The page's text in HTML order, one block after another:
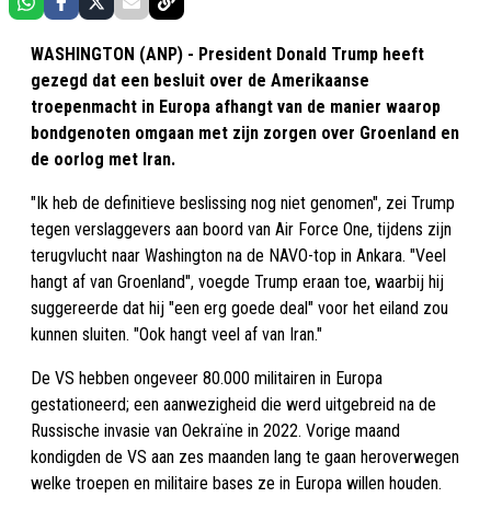
WASHINGTON (ANP) - President Donald Trump heeft
gezegd dat een besluit over de Amerikaanse
troepenmacht in Europa afhangt van de manier waarop
bondgenoten omgaan met zijn zorgen over Groenland en
de oorlog met Iran.
"Ik heb de definitieve beslissing nog niet genomen", zei Trump
tegen verslaggevers aan boord van Air Force One, tijdens zijn
terugvlucht naar Washington na de NAVO-top in Ankara. "Veel
hangt af van Groenland", voegde Trump eraan toe, waarbij hij
suggereerde dat hij "een erg goede deal" voor het eiland zou
kunnen sluiten. "Ook hangt veel af van Iran."
De VS hebben ongeveer 80.000 militairen in Europa
gestationeerd; een aanwezigheid die werd uitgebreid na de
Russische invasie van Oekraïne in 2022. Vorige maand
kondigden de VS aan zes maanden lang te gaan heroverwegen
welke troepen en militaire bases ze in Europa willen houden.